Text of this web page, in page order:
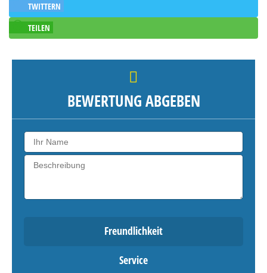
TWITTERN
TEILEN
BEWERTUNG ABGEBEN
Freundlichkeit
Service